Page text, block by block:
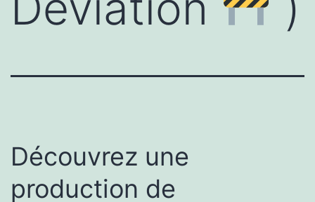
Découvrez une
production de